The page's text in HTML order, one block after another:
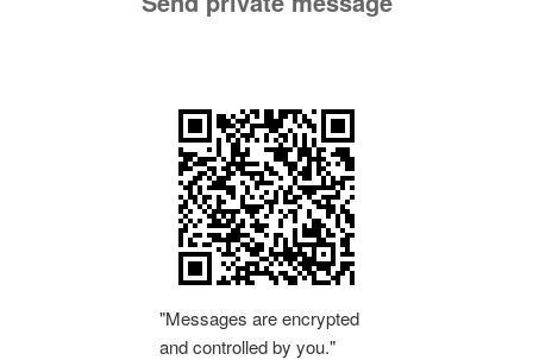
"Messages are encrypted
and controlled by you."